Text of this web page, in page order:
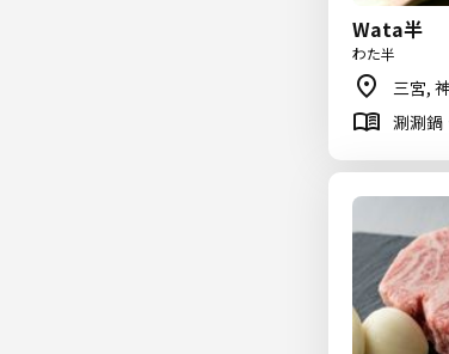
Wata半
わた半
三宮,
涮涮鍋